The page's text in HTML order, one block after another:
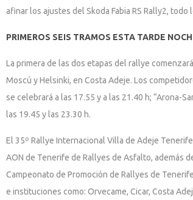
afinar los ajustes del Skoda Fabia RS Rally2,
PRIMEROS SEIS TRAMOS ESTA TARDE
La primera de las dos etapas del rallye
Moscú y Helsinki, en Costa Adeje. Los
se celebrará a las 17.55 y a las 21.40 h; “Arona-
las 19.45 y las 23.30 h.
El 35º Rallye Internacional Villa de Adeje
AON de Tenerife de Rallyes de Asfalto, además
Campeonato de Promoción de Rallyes de
e instituciones como: Orvecame, Cicar, Costa